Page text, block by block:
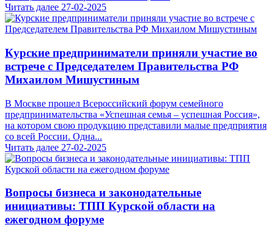
Читать далее 27-02-2025
Курские предприниматели приняли участие во
встрече с Председателем Правительства РФ
Михаилом Мишустиным
В Москве прошел Всероссийский форум семейного
предпринимательства «Успешная семья – успешная Россия»,
на котором свою продукцию представили малые предприятия
со всей России. Одна...
Читать далее 27-02-2025
Вопросы бизнеса и законодательные
инициативы: ТПП Курской области на
ежегодном форуме